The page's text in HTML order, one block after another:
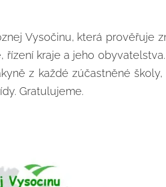
Vysočinu, která prověřuje
kraje a jeho
z každé zúčastněné
Gratulujeme.